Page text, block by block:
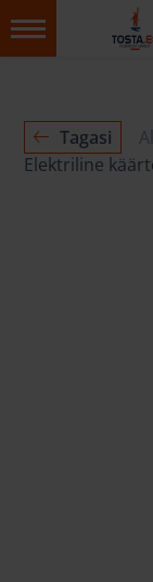
Tagasi
Elektriline